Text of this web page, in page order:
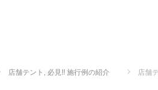
店舗テント , 必見!! 施行例の紹介 店舗